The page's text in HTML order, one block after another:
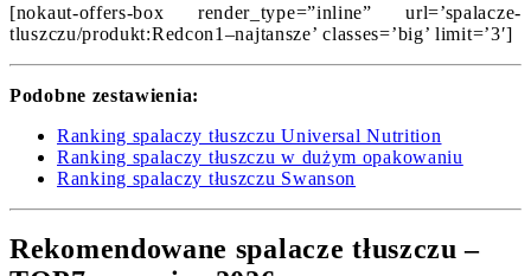
[nokaut-offers-box render_type=”inline” url=’spalacze-
tluszczu/produkt:Redcon1–najtansze’ classes=’big’ limit=’3′]
Podobne zestawienia:
Ranking spalaczy tłuszczu Universal Nutrition
Ranking spalaczy tłuszczu w dużym opakowaniu
Ranking spalaczy tłuszczu Swanson
Rekomendowane spalacze tłuszczu –